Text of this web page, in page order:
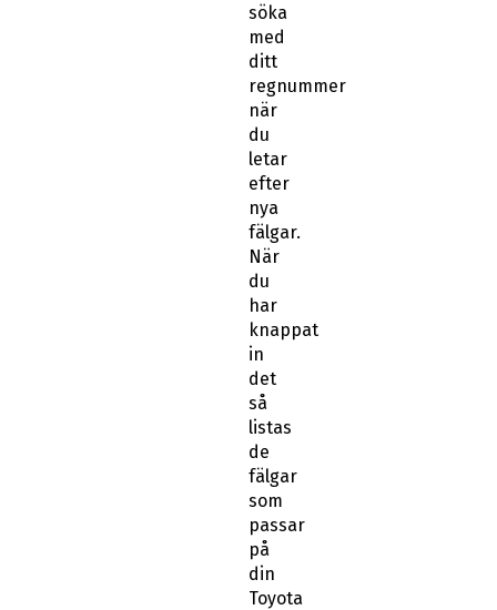
söka
med
ditt
regnummer
när
du
letar
efter
nya
fälgar.
När
du
har
knappat
in
det
så
listas
de
fälgar
som
passar
på
din
Toyota